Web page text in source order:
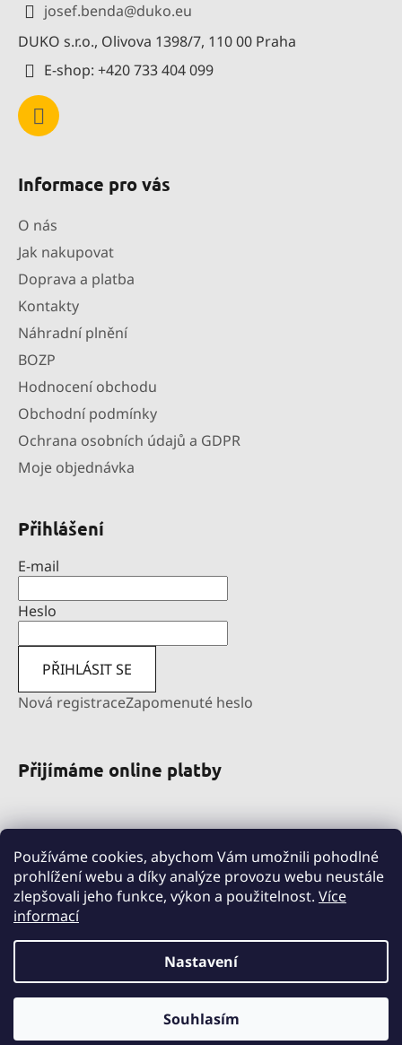
Používáme cookies, abychom Vám umožnili pohodlné
prohlížení webu a díky analýze provozu webu neustále
zlepšovali jeho funkce, výkon a použitelnost. Více
informací
Nastavení
Souhlasím
josef.benda@duko.eu
DUKO s.r.o., Olivova 1398/7, 110 00 Praha
E-shop: +420 733 404 099
Informace pro vás
O nás
Jak nakupovat
Doprava a platba
Kontakty
Náhradní plnění
BOZP
Hodnocení obchodu
Obchodní podmínky
Ochrana osobních údajů a GDPR
Moje objednávka
Přihlášení
E-mail
Heslo
PŘIHLÁSIT SE
Nová registraceZapomenuté heslo
Přijímáme online platby
nahradniplneni.duko.eu
detske-obleceni-duko.cz
Vytvořil Shoptet